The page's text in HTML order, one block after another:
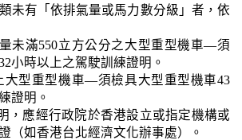
未有「依排氣量或馬力數分級」者，依
未滿550立方公分之大型重型機車—須
小時以上之駕駛訓練證明。
大型重型機車—須檢具大型重型機車43
證明。
，應經行政院於香港設立或指定機構或
（如香港台北經濟文化辦事處）。